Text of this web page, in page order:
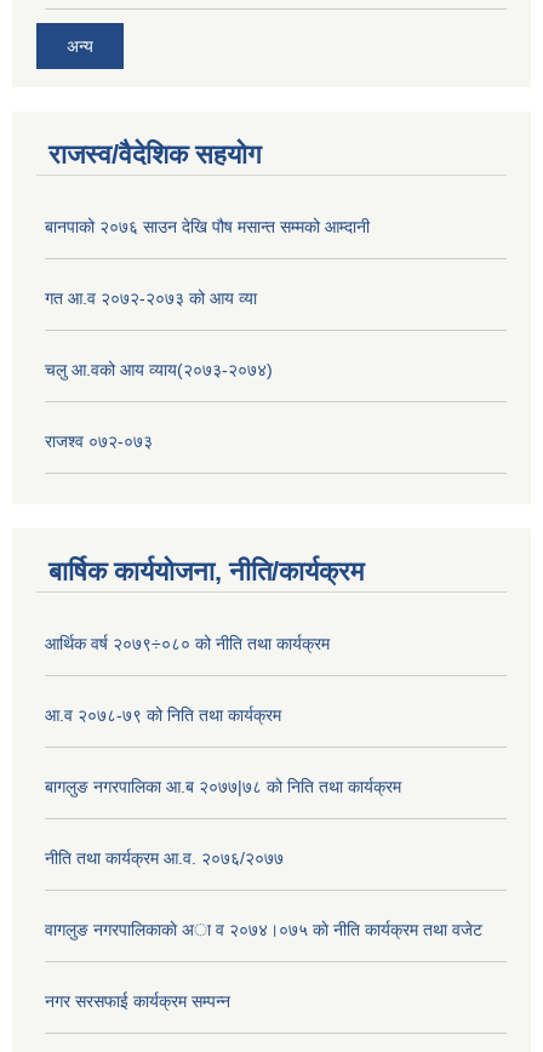
अन्य
राजस्व/वैदेशिक सहयोग
बानपाको २०७६ साउन देखि पौष मसान्त सम्मको आम्दानी
गत आ.व २०७२-२०७३ को आय व्या
चलु आ.वको आय व्याय(२०७३-२०७४)
राजश्व ०७२-०७३
बार्षिक कार्ययोजना, नीति/कार्यक्रम
आर्थिक वर्ष २०७९÷०८० को नीति तथा कार्यक्रम
आ.व २०७८-७९ को निति तथा कार्यक्रम
बागलुङ नगरपालिका आ.ब २०७७|७८ को निति तथा कार्यक्रम
नीति तथा कार्यक्रम आ.व. २०७६/२०७७
वागलुङ नगरपालिकाकाे अा‍ व २०७४।०७५ काे नीति कार्यक्रम तथा वजेट
नगर सरसफाई कार्यक्रम सम्पन्न